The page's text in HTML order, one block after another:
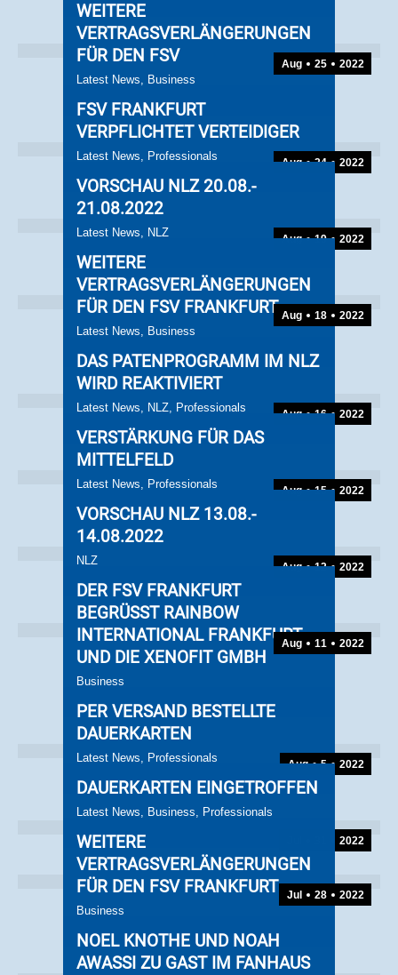
Aug 25 2022
WEITERE
VERTRAGSVERLÄNGERUNGEN
FÜR DEN FSV
Latest News, Business
Aug 24 2022
FSV FRANKFURT
VERPFLICHTET VERTEIDIGER
Latest News, Professionals
Aug 19 2022
VORSCHAU NLZ 20.08.-
21.08.2022
Latest News, NLZ
Aug 18 2022
WEITERE
VERTRAGSVERLÄNGERUNGEN
FÜR DEN FSV FRANKFURT
Latest News, Business
Aug 16 2022
DAS PATENPROGRAMM IM NLZ
WIRD REAKTIVIERT
Latest News, NLZ, Professionals
Aug 15 2022
VERSTÄRKUNG FÜR DAS
MITTELFELD
Latest News, Professionals
Aug 12 2022
VORSCHAU NLZ 13.08.-
14.08.2022
NLZ
Aug 11 2022
DER FSV FRANKFURT
BEGRÜSST RAINBOW I
NTERNATIONAL FRANKFURT U
ND DIE XENOFIT GMBH
Business
Aug 5 2022
PER VERSAND BESTELLTE
DAUERKARTEN
Latest News, Professionals
2022
DAUERKARTEN EINGETROFFEN
Latest News, Business, Professionals
Jul 28 2022
WEITERE
VERTRAGSVERLÄNGERUNGEN
FÜR DEN FSV FRANKFURT
Business
NOEL KNOTHE UND NOAH
AWASSI ZU GAST IM FANHAUS